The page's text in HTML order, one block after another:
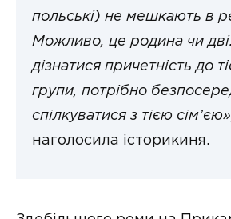
польські) не мешкають в
Можливо, це родина чи
дізнатися причетність до
групи, потрібно
спілкуватися з тією
наголосила історикиня.